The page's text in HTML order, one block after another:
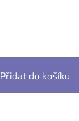
Přidat do košíku